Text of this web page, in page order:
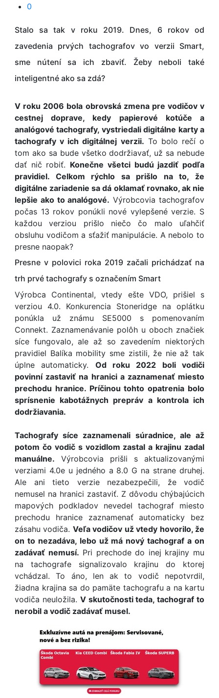
0
Stalo sa tak v roku 2019. Dnes, 6 rokov od
zavedenia prvých tachografov vo verzii Smart,
sme nútení sa ich zbaviť. Žeby neboli také
inteligentné ako sa zdá?
V roku 2006 bola obrovská zmena pre vodičov v
cestnej doprave, kedy papierové kotúče a
analógové tachografy, vystriedali digitálne karty a
tachografy v ich digitálnej verzii. To bolo rečí o
tom ako sa bude všetko dodržiavať, už sa nebude
dať nič robiť. Konečne všetci budú jazdiť podľa
pravidiel. Celkom rýchlo sa prišlo na to, že
digitálne zariadenie sa dá oklamať rovnako, ak nie
lepšie ako to analógové. Výrobcovia tachografov
počas 13 rokov ponúkli nové vylepšené verzie. S
každou verziou prišlo niečo čo malo uľahčiť
obsluhu vodičom a sťažiť manipulácie. A nebolo to
presne naopak?
Presne v polovici roka 2019 začali prichádzať na
trh prvé tachografy s označením Smart
Výrobca Continental, vtedy ešte VDO, prišiel s
verziou 4.0. Konkurencia Stoneridge na oplátku
ponúkla už známu SE5000 s pomenovaním
Connekt. Zaznamenávanie polôh u oboch značiek
síce fungovalo, ale až so zavedením niektorých
pravidiel Balíka mobility sme zistili, že nie až tak
úplne automaticky. Od roku 2022 boli vodiči
povinní zastaviť na hranici a zaznamenať miesto
prechodu hranice. Príčinou tohto opatrenia bolo
sprísnenie kabotážnych prepráv a kontrola ich
dodržiavania.
Tachografy síce zaznamenali súradnice, ale až
potom čo vodič s vozidlom zastal a krajinu zadal
manuálne. Výrobcovia prišli s aktualizovanými
verziami 4.0e u jedného a 8.0 G na strane druhej.
Ale ani tieto verzie nezabezpečili, že vodič
nemusel na hranici zastaviť. Z dôvodu chýbajúcich
mapových podkladov nevedel tachograf miesto
prechodu hranice zaznamenať automaticky bez
zásahu vodiča. Veľa vodičov už vtedy hovorilo, že
on to nezadáva, lebo už má nový tachograf a on
zadávať nemusí. Pri prechode do inej krajiny mu
na tachografe signalizovalo krajinu do ktorej
vchádzal. To áno, len ak to vodič nepotvrdil,
žiadna krajina sa do pamäte tachografu a na kartu
vodiča neuložila. V skutočnosti teda, tachograf to
nerobil a vodič zadávať musel.